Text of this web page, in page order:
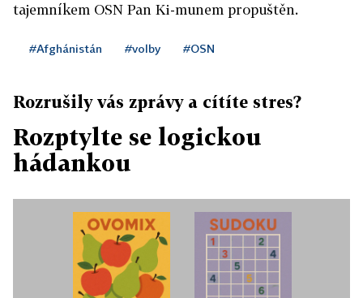
tajemníkem OSN Pan Ki-munem propuštěn.
#Afghánistán #volby #OSN
Rozrušily vás zprávy a cítíte stres?
Rozptylte se logickou
hádankou